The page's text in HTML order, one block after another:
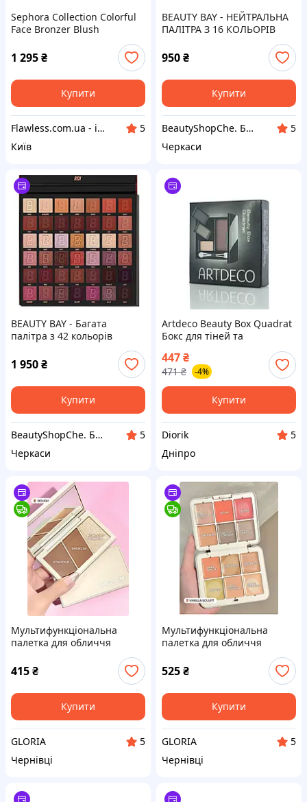
Sephora Collection Colorful
Face Bronzer Blush
Палетка для обличчя
(хайлайтер бронзер
рум'яна)
1 295₴
Купити
Flawless.com.ua - інтернет-магазин професійної косметики
5
Київ
BEAUTY BAY - НЕЙТРАЛЬНА
ПАЛІТРА З 16 КОЛЬОРІВ
950₴
Купити
BeautyShopChe. БьютіШопЧе
5
Черкаси
BEAUTY BAY - Багата
палітра з 42 кольорів
1 950₴
Купити
BeautyShopChe. БьютіШопЧе
5
Черкаси
Artdeco Beauty Box Quadrat
Бокс для тіней та
447₴
471 ₴ -4%
Купити
Diorik
5
Дніпро
Мультифункціональна
палетка для обличчя
Palette — Dough (3-в-1)
415₴
Купити
GLORIA
5
Чернівці
Мультифункціональна
палетка для обличчя
Sheglam All About That Face
— Vanilla Sculpt
525₴
Купити
GLORIA
5
Чернівці